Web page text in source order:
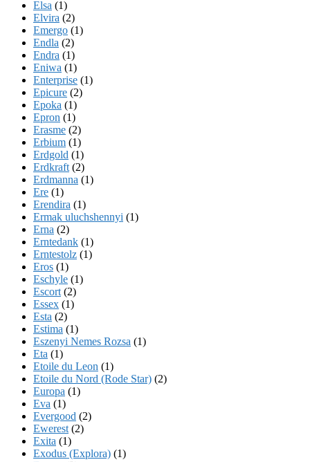
Elsa (1)
Elvira (2)
Emergo (1)
Endla (2)
Endra (1)
Eniwa (1)
Enterprise (1)
Epicure (2)
Epoka (1)
Epron (1)
Erasme (2)
Erbium (1)
Erdgold (1)
Erdkraft (2)
Erdmanna (1)
Ere (1)
Erendira (1)
Ermak uluchshennyi (1)
Erna (2)
Erntedank (1)
Erntestolz (1)
Eros (1)
Eschyle (1)
Escort (2)
Essex (1)
Esta (2)
Estima (1)
Eszenyi Nemes Rozsa (1)
Eta (1)
Etoile du Leon (1)
Etoile du Nord (Rode Star) (2)
Europa (1)
Eva (1)
Evergood (2)
Ewerest (2)
Exita (1)
Exodus (Explora) (1)